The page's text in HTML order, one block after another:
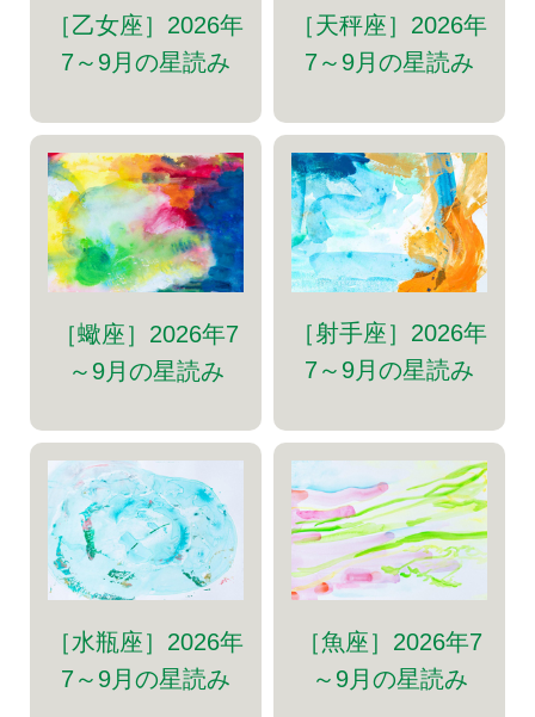
［乙女座］2026年
7～9月の星読み
［天秤座］2026年
7～9月の星読み
［蠍座］2026年7
～9月の星読み
［射手座］2026年
7～9月の星読み
［水瓶座］2026年
7～9月の星読み
［魚座］2026年7
～9月の星読み